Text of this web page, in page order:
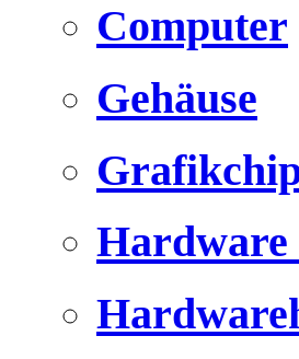
Computer
Gehäuse